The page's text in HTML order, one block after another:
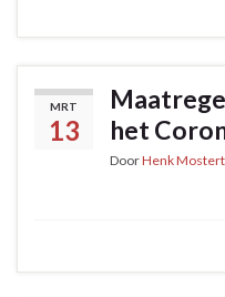
MRT
13
het
DoorHenk Mostert